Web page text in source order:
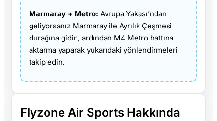
Marmaray + Metro: Avrupa Yakası’ndan
geliyorsanız Marmaray ile Ayrılık Çeşmesi
durağına gidin, ardından M4 Metro hattına
aktarma yaparak yukarıdaki yönlendirmeleri
takip edin.
Flyzone Air Sports Hakkında